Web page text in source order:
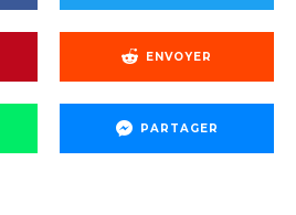
ENVOYER
PARTAGER